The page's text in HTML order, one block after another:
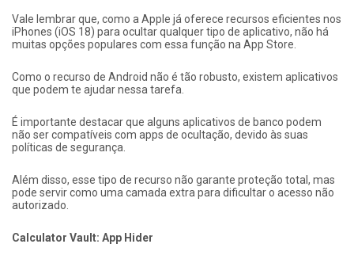
Vale lembrar que, como a Apple já oferece recursos eficientes nos
iPhones (iOS 18) para ocultar qualquer tipo de aplicativo, não há
muitas opções populares com essa função na App Store.
Como o recurso de Android não é tão robusto, existem aplicativos
que podem te ajudar nessa tarefa.
É importante destacar que alguns aplicativos de banco podem
não ser compatíveis com apps de ocultação, devido às suas
políticas de segurança.
Além disso, esse tipo de recurso não garante proteção total, mas
pode servir como uma camada extra para dificultar o acesso não
autorizado.
Calculator Vault: App Hider